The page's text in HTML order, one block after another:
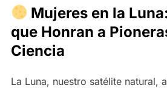
Mujeres en la
que Honran a
Ciencia
La Luna, nuestro satélite natural,